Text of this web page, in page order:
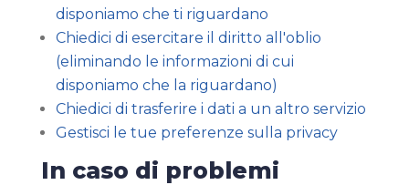
disponiamo che ti riguardano
Chiedici di esercitare il diritto all'oblio
(eliminando le informazioni di cui
disponiamo che la riguardano)
Chiedici di trasferire i dati a un altro servizio
Gestisci le tue preferenze sulla privacy
In caso di problemi